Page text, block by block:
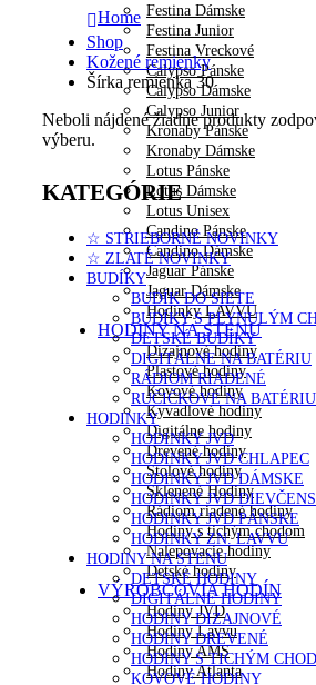
Festina Dámske
Festina Junior
Festina Vreckové
Calypso Pánske
Calypso Dámske
Calypso Junior
Kronaby Pánske
Kronaby Dámske
Lotus Pánske
Lotus Dámske
Lotus Unisex
Candino Pánske
Candino Dámske
Jaguar Pánske
Jaguar Dámske
Hodinky LAVVU
HODINY NA STENU
Dizajnové hodiny
Plastové hodiny
Kovové hodiny
Kyvadlové hodiny
Digitálne hodiny
Drevené hodiny
Stolové hodiny
Sklenené Hodiny
Rádiom riadené hodiny
Hodiny s tichým chodom
Nalepovacie hodiny
Detské hodiny
VÝROBCOVIA HODÍN
Hodiny JVD
Hodiny Lavvu
Hodiny AMS
Hodiny Atlanta
Home
Shop
Kožené remienky
Šírka remienka 30
Neboli nájdené žiadne produkty
výberu.
KATEGÓRIE
☆ STRIEBORNÉ NOVINKY
☆ ZLATÉ NOVINKY
BUDÍKY
BUDÍK DO SIETE
BUDÍKY S PLYNULÝM
DETSKÉ BUDÍKY
DIGITÁLNE NA BATÉRIU
RÁDIOM RIADENÉ
RUČIČKOVÉ NA BATÉRIU
HODINKY
HODINKY JVD
HODINKY JVD CHLAPEC
HODINKY JVD DÁMSKE
HODINKY JVD
HODINKY JVD PÁNSKE
HODINKY ZN. LAVVU
HODINY NA STENU
DETSKÉ HODINY
DIGITÁLNE HODINY
HODINY DIZAJNOVÉ
HODINY DREVENÉ
HODINY S TICHÝM
KOVOVÉ HODINY